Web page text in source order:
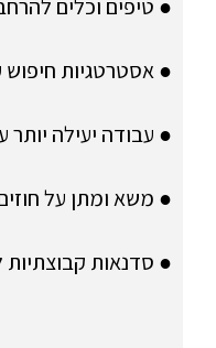
● טיפים וכלים
● אסטרטגיות חיפוש
● עבודה יעילה
● משא ומתן על
● סדנאות